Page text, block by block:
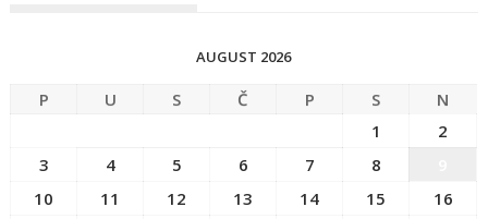
AUGUST 2026
P U S Č P S
N
1
2
3
4 5 6 7 8
10
11 12 13 14 15
16